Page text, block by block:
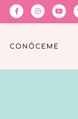
CONÓCEME